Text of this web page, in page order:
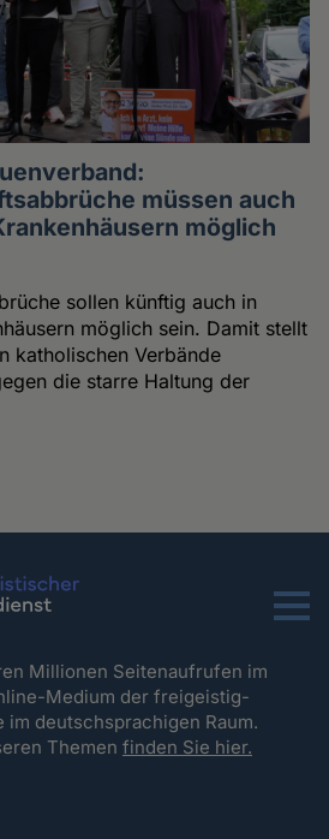
müssen auch
möglich
sollen künftig auch in
möglich sein. Damit stellt
katholischen Verbände
die starre Haltung der
Menu
Millionen Seitenaufrufen im
Medium der freigeistig-
im deutschsprachigen Raum.
Themenfinden Sie hier.